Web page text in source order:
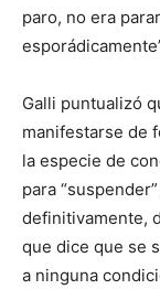
paro, no era
Galli puntualizó
manifestarse de
la especie de
para
definitivamente,
que dice que se
a ninguna